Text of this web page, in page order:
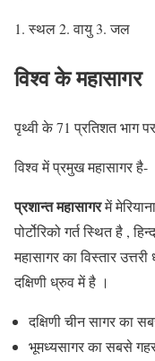
स्थल 2. वायु 3. जल
विश्व के महासागर
पृथ्वी के 71 प्रतिशत भाग
विश्व में प्रमुख महासागर है-
प्रशान्त महासागरमें
पोर्टोरिको गर्त स्थित है ,
महासागरका विस्तार
दक्षिणी ध्रुव में है ।
दक्षिणी चीन सागर का
भूमध्यसागर का सबसे